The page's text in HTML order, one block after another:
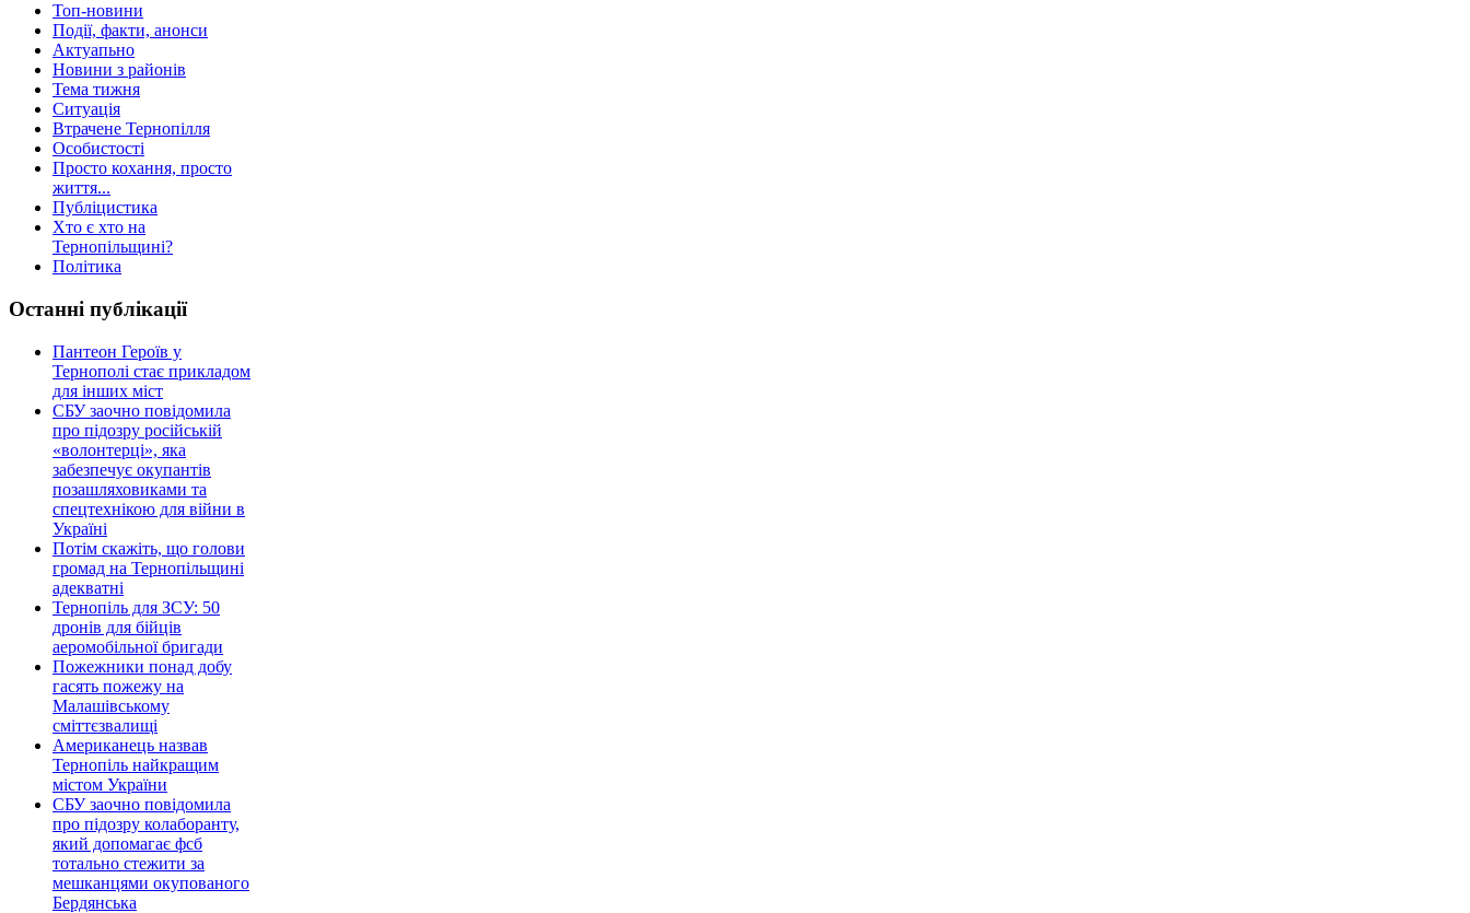
Топ-новини
Події, факти, анонси
Актуапьно
Новини з районів
Тема тижня
Ситуація
Втрачене Тернопілля
Особистості
Просто кохання, просто
життя...
Публіцистика
Хто є хто на
Тернопільщині?
Політика
Останні публікації
Пантеон Героїв у
Тернополі стає прикладом
для інших міст
СБУ заочно повідомила
про підозру російській
«волонтерці», яка
забезпечує окупантів
позашляховиками та
спецтехнікою для війни в
Україні
Потім скажіть, що голови
громад на Тернопільщині
адекватні
Тернопіль для ЗСУ: 50
дронів для бійців
аеромобільної бригади
Пожежники понад добу
гасять пожежу на
Малашівському
сміттєзвалищі
Американець назвав
Тернопіль найкращим
містом України
СБУ заочно повідомила
про підозру колаборанту,
який допомагає фсб
тотально стежити за
мешканцями окупованого
Бердянська